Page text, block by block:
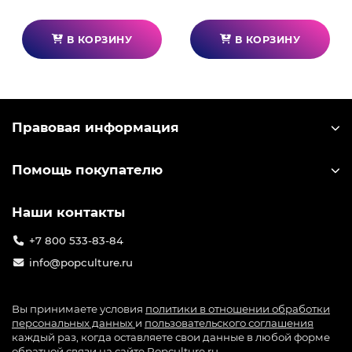
В КОРЗИНУ В КОРЗИНУ
Правовая информация
Помощь покупателю
Наши контакты
+7 800 533-83-84
info@popculture.ru
Вы принимаете условия политики в отношении обработки
персональных данных и пользовательского соглашения
каждый раз, когда оставляете свои данные в любой форме